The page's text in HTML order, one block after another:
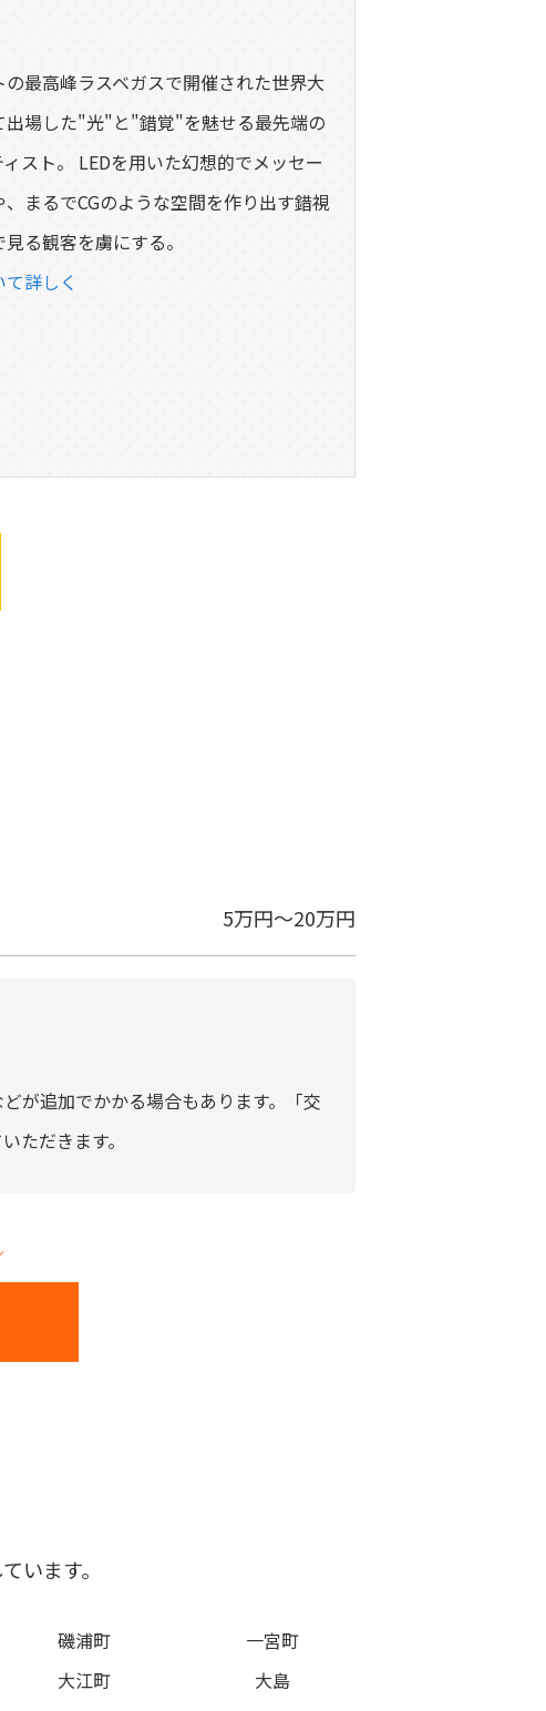
最高峰ラスベガスで開催された世界大
出場した"光"と"錯覚"を魅せる最先端の
スト。 LEDを用いた幻想的でメッセー
まるでCGのような空間を作り出す錯視
る観客を虜にする。
詳しく
5万円～20万円
が追加でかかる場合もあります。「交
ただきます。
います。
磯浦町
一宮町
大江町
大島